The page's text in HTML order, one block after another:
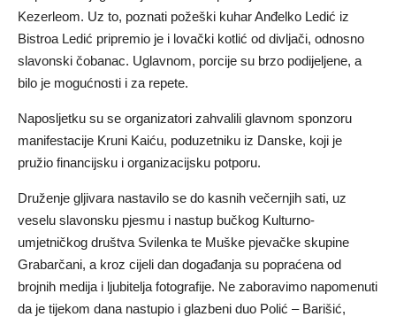
Kezerleom. Uz to, poznati požeški kuhar Anđelko Ledić iz
Bistroa Ledić pripremio je i lovački kotlić od divljači, odnosno
slavonski čobanac. Uglavnom, porcije su brzo podijeljene, a
bilo je mogućnosti i za repete.
Naposljetku su se organizatori zahvalili glavnom sponzoru
manifestacije Kruni Kaiću, poduzetniku iz Danske, koji je
pružio financijsku i organizacijsku potporu.
Druženje gljivara nastavilo se do kasnih večernjih sati, uz
veselu slavonsku pjesmu i nastup bučkog Kulturno-
umjetničkog društva Svilenka te Muške pjevačke skupine
Grabarčani, a kroz cijeli dan događanja su popraćena od
brojnih medija i ljubitelja fotografije. Ne zaboravimo napomenuti
da je tijekom dana nastupio i glazbeni duo Polić – Barišić,